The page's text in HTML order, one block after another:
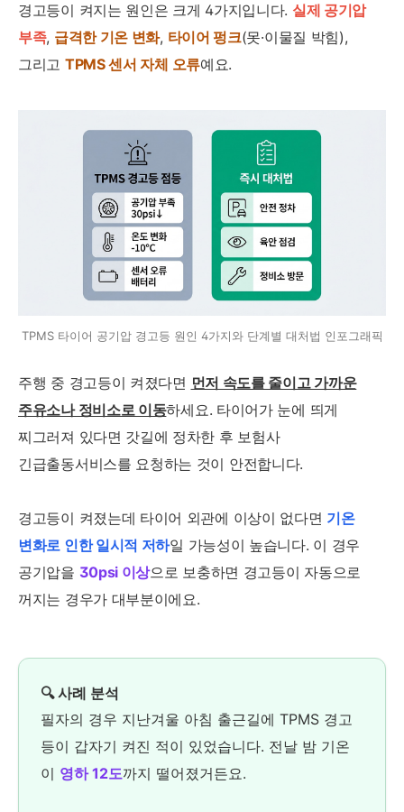
경고등이 켜지는 원인은 크게 4가지입니다. 실제 공기압
부족, 급격한 기온 변화, 타이어 펑크(못·이물질 박힘),
그리고 TPMS 센서 자체 오류예요.
TPMS 타이어 공기압 경고등 원인 4가지와 단계별 대처법 인포그래픽
주행 중 경고등이 켜졌다면 먼저 속도를 줄이고 가까운
주유소나 정비소로 이동하세요. 타이어가 눈에 띄게
찌그러져 있다면 갓길에 정차한 후 보험사
긴급출동서비스를 요청하는 것이 안전합니다.
경고등이 켜졌는데 타이어 외관에 이상이 없다면 기온
변화로 인한 일시적 저하일 가능성이 높습니다. 이 경우
공기압을 30psi 이상으로 보충하면 경고등이 자동으로
꺼지는 경우가 대부분이에요.
🔍 사례 분석
필자의 경우 지난겨울 아침 출근길에 TPMS 경고
등이 갑자기 켜진 적이 있었습니다. 전날 밤 기온
이 영하 12도까지 떨어졌거든요.